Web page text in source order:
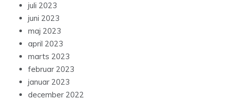
juli 2023
juni 2023
maj 2023
april 2023
marts 2023
februar 2023
januar 2023
december 2022